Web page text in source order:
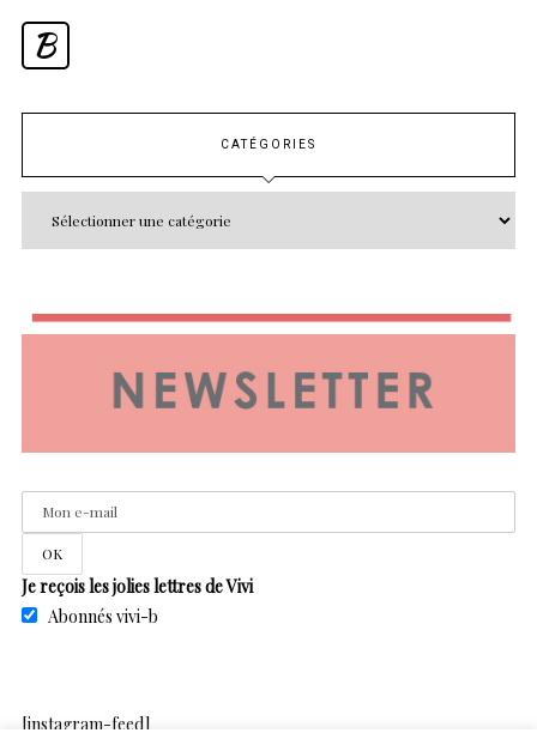
B
CATÉGORIES
Je reçois les jolies lettres de Vivi
Abonnés vivi-b
[instagram-feed]